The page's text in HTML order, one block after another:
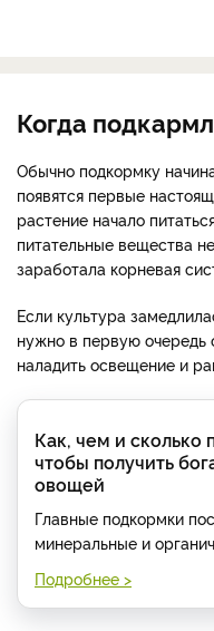
Когда
Обычно подкормку
появятся первые
растение начало
питательные вещества
заработала корневая
Если культура
нужно в первую очередь
наладить освещение и
Как, чем и сколько
чтобы получить
овощей
Главные подкормки
минеральные и
Подробнее >